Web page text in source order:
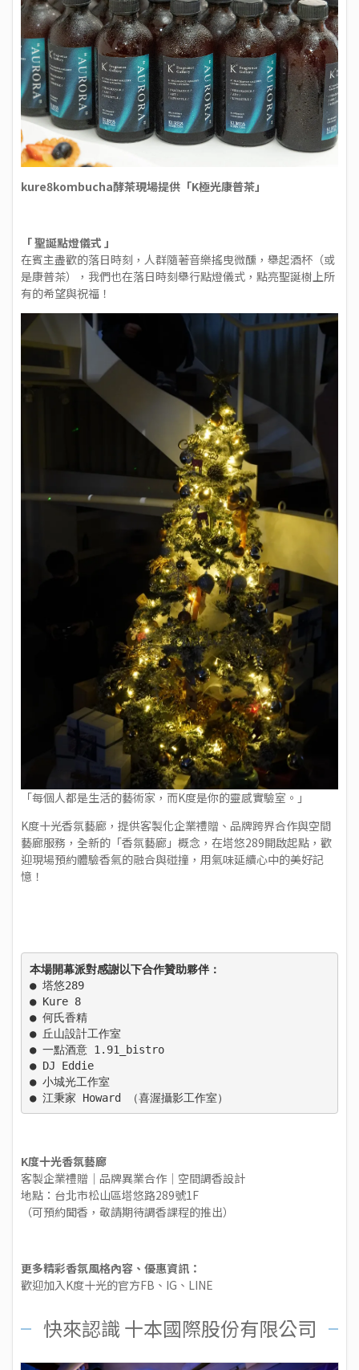
kure8kombucha酵茶現場提供「K極光康普茶」
「 聖誕點燈儀式 」
在賓主盡歡的落日時刻，人群隨著音樂搖曳微醺，舉起酒杯（或
是康普茶），我們也在落日時刻舉行點燈儀式，點亮聖誕樹上所
有的希望與祝福！
「每個人都是生活的藝術家，而K度是你的靈感實驗室。」
K度十光香氛藝廊，提供客製化企業禮贈、品牌跨界合作與空間
藝廊服務，全新的「香氛藝廊」概念，在塔悠289開啟起點，歡
迎現場預約體驗香氣的融合與碰撞，用氣味延續心中的美好記
憶！
本場開幕派對感謝以下合作贊助夥伴：
● 塔悠289
● Kure 8
● 何氏香精
● 丘山設計工作室
● 一點酒意 1.91_bistro
● DJ Eddie
● 小城光工作室
● 江秉家 Howard （喜渥攝影工作室）
K度十光香氛藝廊
客製企業禮贈｜品牌異業合作｜空間調香設計
地點： 台北市松山區塔悠路289號1F
（可預約聞香，敬請期待調香課程的推出）
更多精彩香氛風格內容、優惠資訊：
歡迎加入K度十光的官方FB 、 IG 、 LINE
快來認識 十本國際股份有限公司